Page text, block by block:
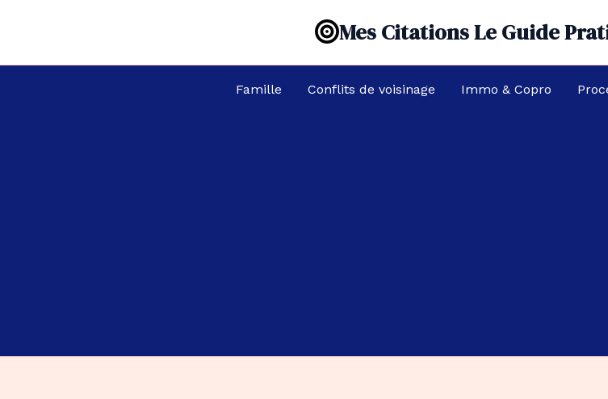
Mes Citations Le Guide
Famille Conflits de voisinage Immo & Copro